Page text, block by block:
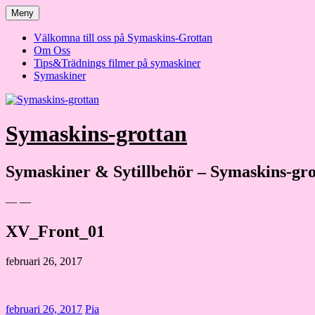
Hoppa
till
innehåll
Meny
Välkomna till oss på Symaskins-Grottan
Om Oss
Tips&Trädnings filmer på symaskiner
Symaskiner
Symaskins-grottan
Symaskiner & Sytillbehör – Symaskins-
— —
XV_Front_01
februari 26, 2017
februari 26, 2017 Pia